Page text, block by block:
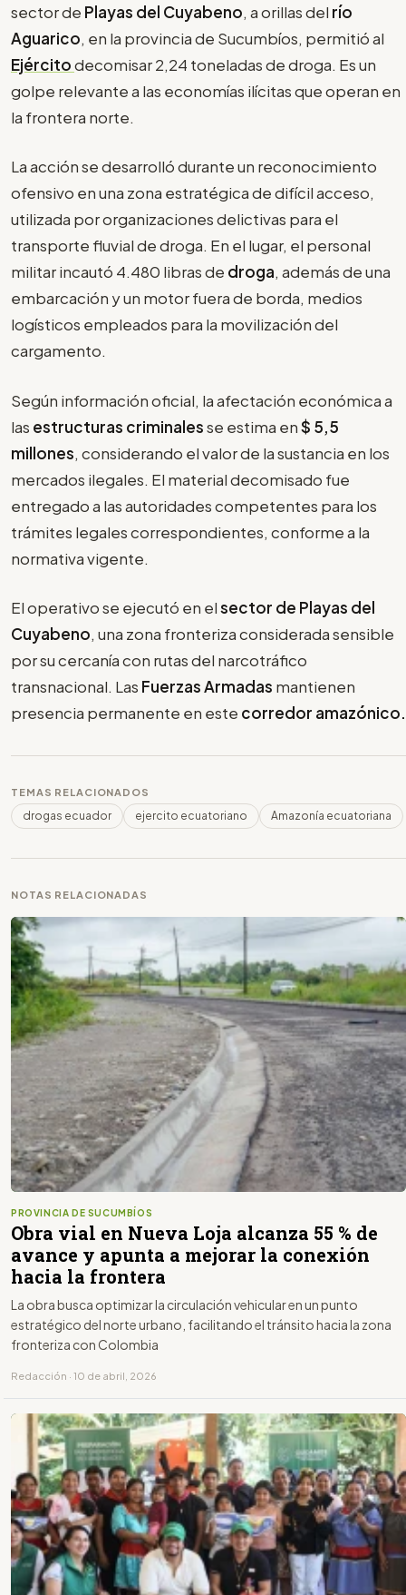
sector de Playas del Cuyabeno, a orillas del río
Aguarico, en la provincia de Sucumbíos, permitió al
Ejércitodecomisar 2,24 toneladas de droga. Es un
golpe relevante a las economías ilícitas que operan en
la frontera norte.
La acción se desarrolló durante un reconocimiento
ofensivo en una zona estratégica de difícil acceso,
utilizada por organizaciones delictivas para el
transporte fluvial de droga. En el lugar, el personal
militar incautó 4.480 libras de droga, además de una
embarcación y un motor fuera de borda, medios
logísticos empleados para la movilización del
cargamento.
Según información oficial, la afectación económica a
las estructuras criminalesse estima en$ 5,5
millones, considerando el valor de la sustancia en los
mercados ilegales. El material decomisado fue
entregado a las autoridades competentes para los
trámites legales correspondientes, conforme a la
normativa vigente.
El operativo se ejecutó en elsector de Playas del
Cuyabeno, una zona fronteriza considerada sensible
por su cercanía con rutas del narcotráfico
transnacional. Las Fuerzas Armadas mantienen
presencia permanente en este corredor amazónico.
TEMAS RELACIONADOS
drogas ecuador ejercito ecuatoriano Amazonía ecuatoriana
NOTAS RELACIONADAS
PROVINCIA DE SUCUMBÍOS
Obra vial en Nueva Loja alcanza 55 % de
avance y apunta a mejorar la conexión
hacia la frontera
La obra busca optimizar la circulación vehicular en un punto
estratégico del norte urbano, facilitando el tránsito hacia la zona
fronteriza con Colombia
Redacción · 10 de abril, 2026